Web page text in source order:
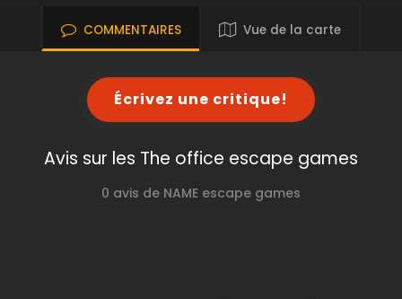
COMMENTAIRES Vue de la carte
Écrivez une critique!
Avis sur les The office escape games
0 avis de NAME escape games